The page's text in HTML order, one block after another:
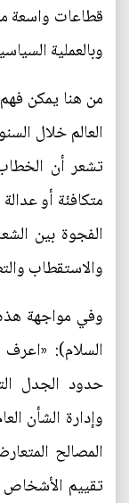
قطاعات واسعة
وبالعملية
من هنا يمكن
العالم خلال
تشعر أن
متكافئة أو
الفجوة بين
والاستقطاب
وفي مواجهة
السلام):
حدود الجدل
وإدارة الشأن
المصالح
تقييم الأشخاص